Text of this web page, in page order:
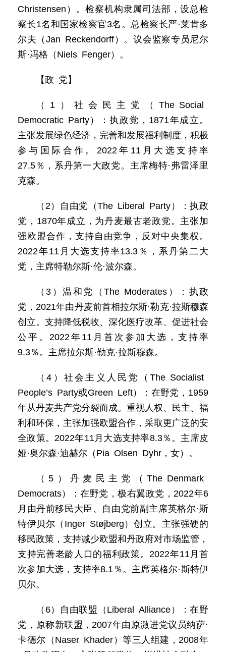
Christensen）。检察机构隶属司法部，设总检
察长1名和国家检察官3名。总检察长严·莱肯多
尔夫（Jan Reckendorff）。议会监察专员尼尔
斯·冯格（Niels Fenger）。
【政 党】
（1）社会民主党（The Social
Democratic Party）：执政党，1871年成立。
主张发展绿色经济，完善和发展福利制度，积极
参与国际合作。2022年11月大选支持率
27.5％，系丹第一大政党。主席梅特·弗雷泽里
克森。
（2）自由党（The Liberal Party）：执政
党，1870年成立，为丹麦最古老政党。主张加
强欧盟合作，支持自由竞争，反对中央集权。
2022年11月大选支持率13.3％，系丹第二大
党，主席特勒尔斯·伦·波尔森。
（3）温和党（The Moderates）：执政
党，2021年由丹麦前首相拉尔斯·勒克·拉斯穆森
创立。支持降低税收、深化医疗改革、促进社会
公平。2022年11月首次参加大选，支持率
9.3％。主席拉尔斯·勒克·拉斯穆森。
（4）社会主义人民党（The Socialist
People’s Party或Green Left）：在野党，1959
年从丹麦共产党分裂而成。重视人权、民主、福
利和环保，主张加强欧盟合作，采取更广泛的安
全政策。2022年11月大选支持率8.3％。主席皮
娅·奥尔森·迪赫尔（Pia Olsen Dyhr，女）。
（5）丹麦民主党（The Denmark
Democrats）：在野党，极右翼政党，2022年6
月由丹前移民大臣、自由党前副主席英格尔·斯
特伊贝尔（Inger Støjberg）创立。主张强硬的
移民政策，支持减少欧盟和丹政府对市场监管，
支持完善老龄人口的福利政策。2022年11月首
次参加大选，支持率8.1％。主席英格尔·斯特伊
贝尔。
（6）自由联盟（Liberal Alliance）：在野
党，原称新联盟，2007年由原激进党议员纳萨·
卡德尔（Naser Khader）等三人组建，2008年